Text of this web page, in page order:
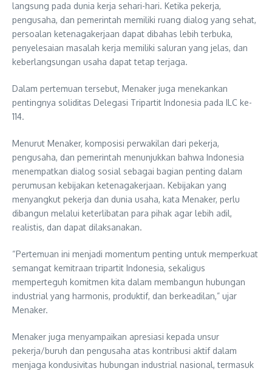
langsung pada dunia kerja sehari-hari. Ketika pekerja,
pengusaha, dan pemerintah memiliki ruang dialog yang sehat,
persoalan ketenagakerjaan dapat dibahas lebih terbuka,
penyelesaian masalah kerja memiliki saluran yang jelas, dan
keberlangsungan usaha dapat tetap terjaga.
Dalam pertemuan tersebut, Menaker juga menekankan
pentingnya soliditas Delegasi Tripartit Indonesia pada ILC ke-
114.
Menurut Menaker, komposisi perwakilan dari pekerja,
pengusaha, dan pemerintah menunjukkan bahwa Indonesia
menempatkan dialog sosial sebagai bagian penting dalam
perumusan kebijakan ketenagakerjaan. Kebijakan yang
menyangkut pekerja dan dunia usaha, kata Menaker, perlu
dibangun melalui keterlibatan para pihak agar lebih adil,
realistis, dan dapat dilaksanakan.
“Pertemuan ini menjadi momentum penting untuk memperkuat
semangat kemitraan tripartit Indonesia, sekaligus
memperteguh komitmen kita dalam membangun hubungan
industrial yang harmonis, produktif, dan berkeadilan,” ujar
Menaker.
Menaker juga menyampaikan apresiasi kepada unsur
pekerja/buruh dan pengusaha atas kontribusi aktif dalam
menjaga kondusivitas hubungan industrial nasional, termasuk